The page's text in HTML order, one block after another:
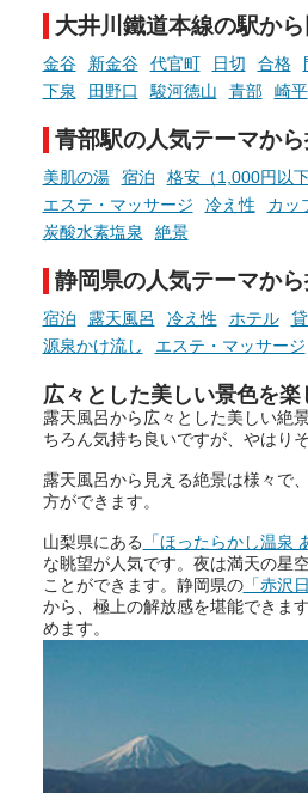
います。
現地取材記事もあわせて紹介し
ていますので、気になる施設は
ぜひチェックして次のおでかけ
ね。
大井川鐵道本線の駅か
金谷 新金谷 代官町 日切 合格
下泉
田野口 駿河徳山 青部 崎平
青部駅の人気テーマか
美肌の湯 宿泊 格安（1,000円以下
エステ・マッサージ
冷え性 カッ
炭酸水素塩泉
絶景
静岡県の人気テーマか
宿泊 露天風呂 冷え性 ホテル
源泉かけ流し
エステ・マッサージ
広々とした美しい景色を楽
露天風呂から広々とした美しい絶
ちろん気持ち良いですが、やはり
露天風呂から見える絶景は様々で
方ができます。
山梨県にある 「ほったらかし温泉
な眺望が人気です。夜は満天の星
ことができます。静岡県の「赤沢
から、極上の解放感を堪能できま
めます。